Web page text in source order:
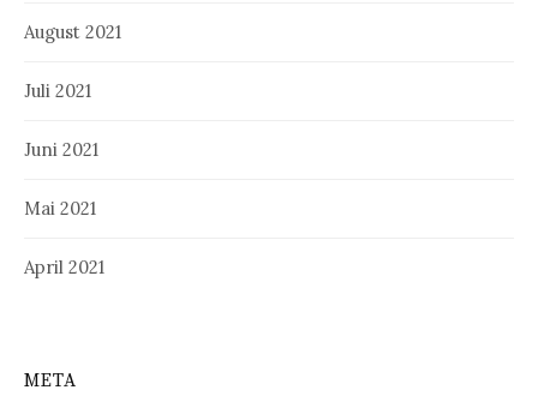
August 2021
Juli 2021
Juni 2021
Mai 2021
April 2021
META